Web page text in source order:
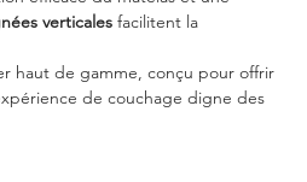
verticales facilitent la
haut de gamme, conçu pour offrir
de couchage digne des